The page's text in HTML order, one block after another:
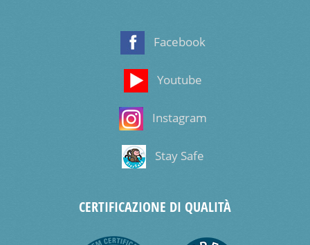
Facebook
Youtube
Instagram
Stay Safe
CERTIFICAZIONE DI QUALITÀ